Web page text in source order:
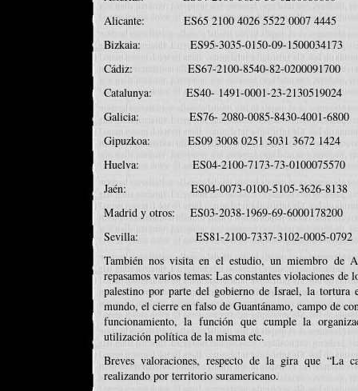
Alicante: ES65 2100 4026 5522 0007 4445
Bizkaia: ES95-3035-0150-09-1500034173
Cádiz: ES67-2100-8540-82-0200091700
Catalunya: ES40- 1491-0001-23-2130519024
Galicia: ES76- 2080-0085-8430-4001-6800
Gipuzkoa: ES09 3008 0251 5031 3672 1424
Huelva: ES04-2100-7173-73-0100075570
Jaén: ES04-0073-0100-5105-3626-8138
Madrid y otros: ES03-2038-1969-69-6000178200
Sevilla: ES81-2100-7337-3102-0005-0792
También nos visita en el estudio, un miembro de
repasamos varios temas: Las constantes violaciones de
palestino por parte del gobierno de Israel, la tortura
mundo, el cierre en falso de Guantánamo, campo de
funcionamiento, la función que cumple la
utilización política de la misma etc.
Breves valoraciones, respecto de la gira que “La
realizando por territorio suramericano.